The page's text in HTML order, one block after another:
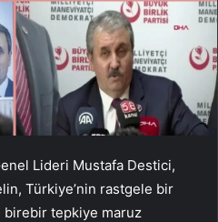
Lideri Mustafa Destici,
Türkiye’nin rastgele bir
birebir tepkiye maruz